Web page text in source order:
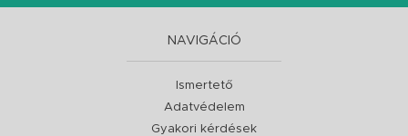
NAVIGÁCIÓ
Ismertető
Adatvédelem
Gyakori kérdések